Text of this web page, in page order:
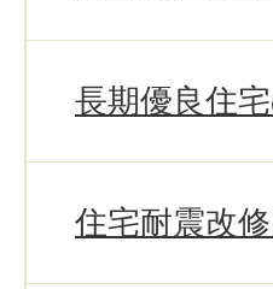
長期優良住
住宅耐震改